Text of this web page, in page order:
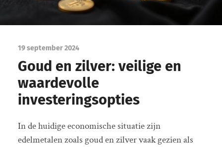
19 september 2024
Goud en zilver: veilige en
waardevolle
investeringsopties
In de huidige economische situatie zijn
edelmetalen zoals goud en zilver vaak gezien als